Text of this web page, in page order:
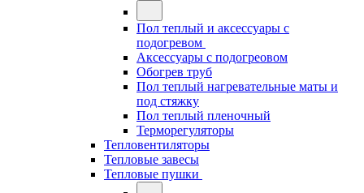
Пол теплый и аксессуары с
подогревом
Аксессуары с подогреовом
Обогрев труб
Пол теплый нагревательные маты и
под стяжку
Пол теплый пленочный
Терморегуляторы
Тепловентиляторы
Тепловые завесы
Тепловые пушки